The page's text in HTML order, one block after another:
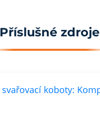
Příslušné zdroje